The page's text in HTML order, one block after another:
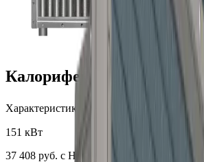
Калорифер КППС
Характеристики:
151 кВт
37 408 руб. с НДС